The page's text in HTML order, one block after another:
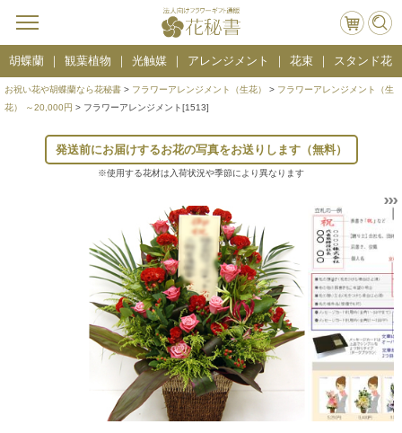
胡蝶蘭 観葉植物 光触媒 アレンジメント 花束 スタンド花
お祝い花や胡蝶蘭なら花秘書 > フラワーアレンジメント（生花） > フラワーアレンジメント（生
花） ～20,000円 > フラワーアレンジメント[1513]
発送前にお届けするお花の写真をお送りします（無料）
※使用する花材は入荷状況や季節により異なります